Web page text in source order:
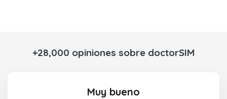
+28,000 opiniones sobre doctorSIM
Muy bueno